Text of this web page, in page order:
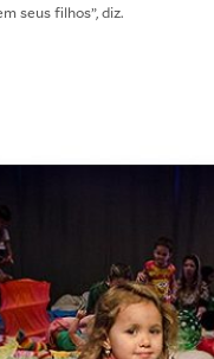
seus filhos”, diz.